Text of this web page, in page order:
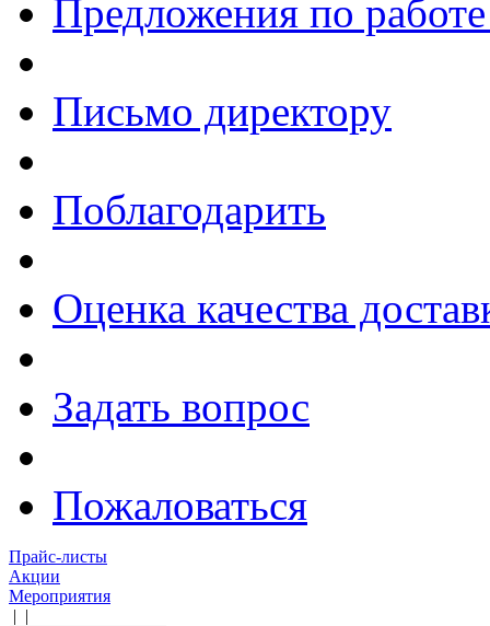
Предложения по работе
Письмо директору
Поблагодарить
Оценка качества
Задать вопрос
Пожаловаться
Прайс-листы
Акции
Мероприятия
| |